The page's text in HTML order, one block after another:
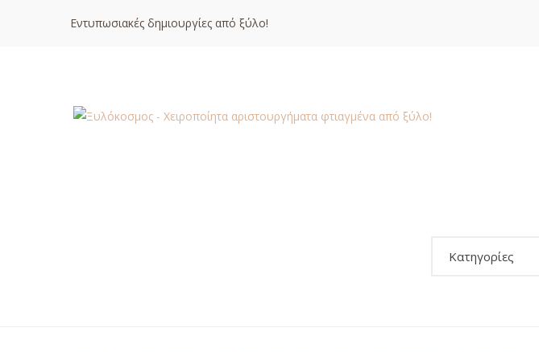
Εντυπωσιακές δημιουργίες από ξύλο!
Κατηγορίες